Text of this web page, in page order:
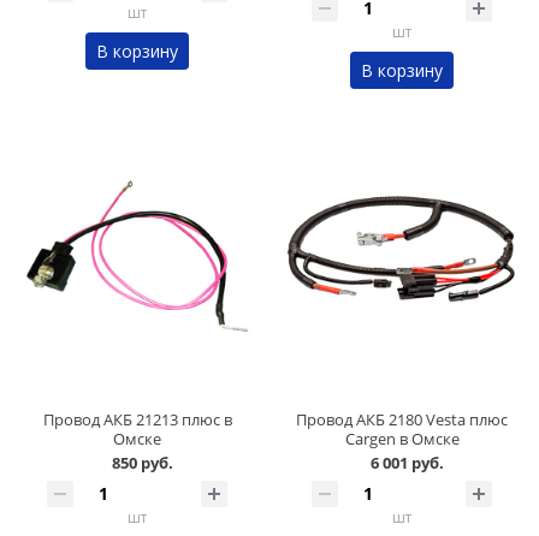
шт
В корзину
шт
В корзину
Провод АКБ 21213 плюс в
Омске
850 руб.
шт
Провод АКБ 2180 Vesta плюс
Cargen в Омске
6 001 руб.
шт